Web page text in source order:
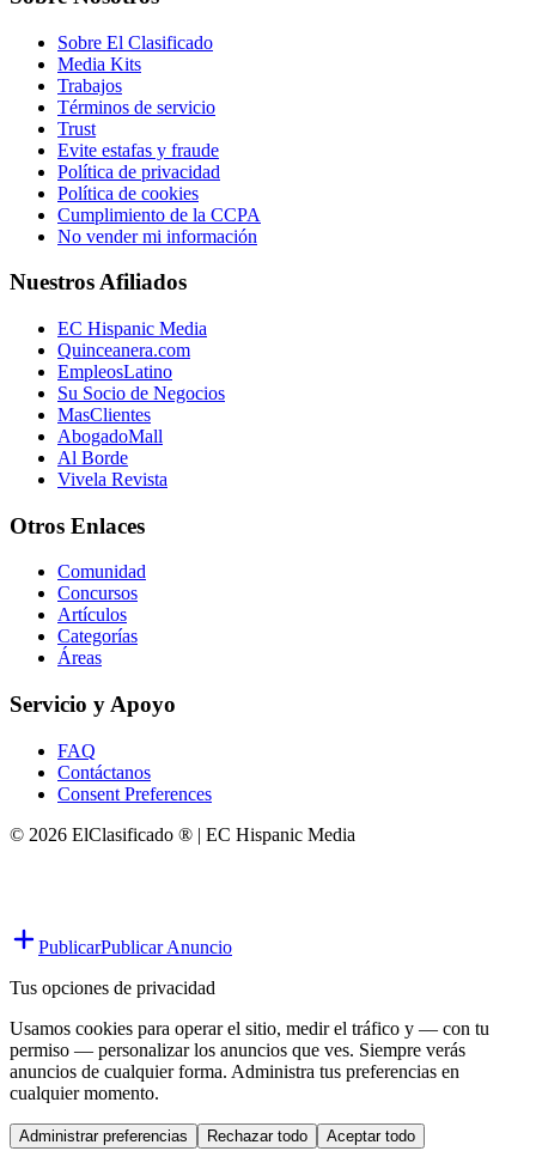
Sobre El Clasificado
Media Kits
Trabajos
Términos de servicio
Trust
Evite estafas y fraude
Política de privacidad
Política de cookies
Cumplimiento de la CCPA
No vender mi información
Nuestros Afiliados
EC Hispanic Media
Quinceanera.com
EmpleosLatino
Su Socio de Negocios
MasClientes
AbogadoMall
Al Borde
Vivela Revista
Otros Enlaces
Comunidad
Concursos
Artículos
Categorías
Áreas
Servicio y Apoyo
FAQ
Contáctanos
Consent Preferences
© 2026 ElClasificado ® | EC Hispanic Media
PublicarPublicar Anuncio
Tus opciones de privacidad
Usamos cookies para operar el sitio, medir el tráfico y — con tu
permiso — personalizar los anuncios que ves. Siempre verás
anuncios de cualquier forma. Administra tus preferencias en
cualquier momento.
Administrar preferencias Rechazar todo Aceptar todo